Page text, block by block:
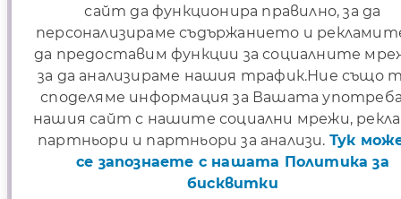
сайт да функционира правилно, за да
персонализираме съдържанието и
да предоставим функции за социалните
за да анализираме нашия трафик.Ние също
споделяме информация за Вашата
нашия сайт с нашите социални мрежи,
партньори и партньори за анализи. Тук
се запознаете с нашата Политика за
бисквитки